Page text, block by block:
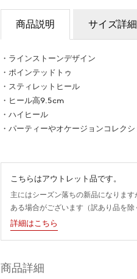
商品説明 サイズ詳細
・ラインストーンデザイン
・ポインテッドトゥ
・スティレットヒール
・ヒール高9.5cm
・ハイヒール
・パーティーやオケージョンコレクシ
こちらはアウトレット品です。
主にはシーズン落ちの新品になりま
ある場合がございます（訳あり品を除
詳細はこちら
商品詳細